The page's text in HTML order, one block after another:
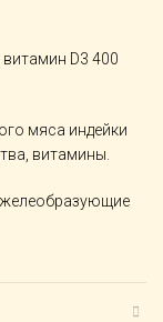
D3 400
мяса индейки
витамины.
желеобразующие